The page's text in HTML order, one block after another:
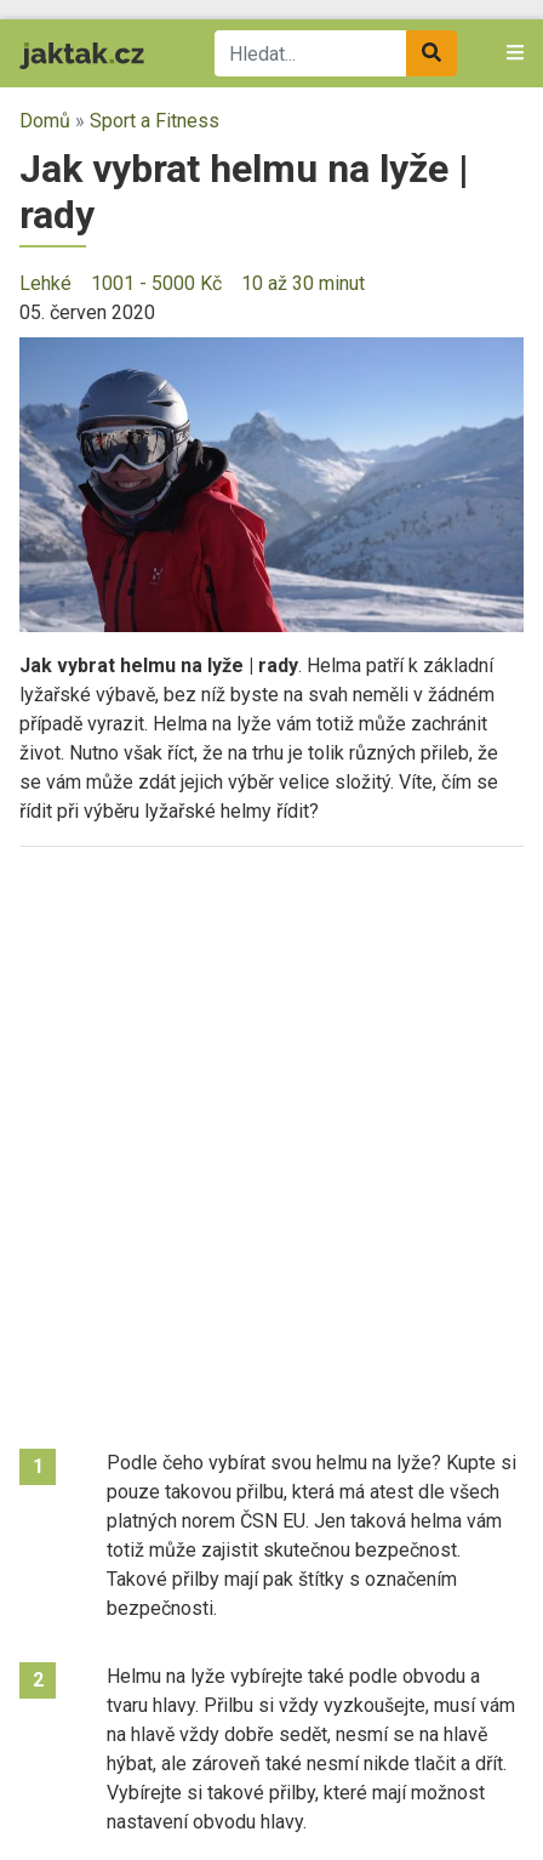
Domů » Sport a Fitness
Jak vybrat helmu na lyže |
rady
Lehké 1001 - 5000 Kč
10 až 30 minut
05. červen 2020
Jak vybrat helmu na lyže | rady. Helma patří k základní
lyžařské výbavě, bez níž byste na svah neměli v žádném
případě vyrazit. Helma na lyže vám totiž může zachránit
život. Nutno však říct, že na trhu je tolik různých přileb, že
se vám může zdát jejich výběr velice složitý. Víte, čím se
řídit při výběru lyžařské helmy řídit?
1
Podle čeho vybírat svou helmu na lyže? Kupte si
pouze takovou přilbu, která má atest dle všech
platných norem ČSN EU. Jen taková helma vám
totiž může zajistit skutečnou bezpečnost.
Takové přilby mají pak štítky s označením
bezpečnosti.
2
Helmu na lyže vybírejte také podle obvodu a
tvaru hlavy. Přilbu si vždy vyzkoušejte, musí vám
na hlavě vždy dobře sedět, nesmí se na hlavě
hýbat, ale zároveň také nesmí nikde tlačit a dřít.
Vybírejte si takové přilby, které mají možnost
nastavení obvodu hlavy.